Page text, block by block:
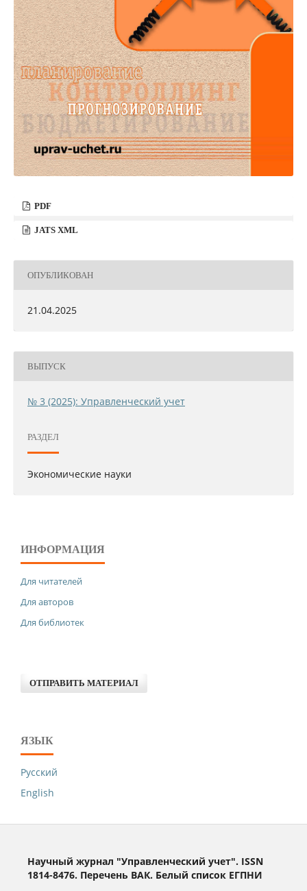
PDF
JATS XML
ОПУБЛИКОВАН
21.04.2025
ВЫПУСК
№ 3 (2025): Управленческий учет
РАЗДЕЛ
Экономические науки
ИНФОРМАЦИЯ
Для читателей
Для авторов
Для библиотек
ОТПРАВИТЬ МАТЕРИАЛ
ЯЗЫК
Русский
English
Научный журнал "Управленческий учет". ISSN
1814-8476. Перечень ВАК. Белый список ЕГПНИ